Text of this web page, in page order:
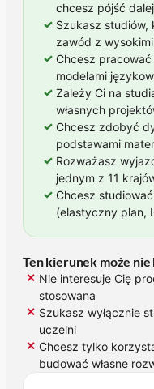
chcesz pójść
✓ Szukasz
zawód z
✓ Chcesz
modelami
✓ Zależy Ci na
własnych
✓ Chcesz zdobyć
podstawami
✓ Rozważasz
jednym z 11
✓ Chcesz
(elastyczny plan,
Ten kierunek może
✕ Nie interesuje Cię
stosowana
✕ Szukasz wyłącznie
uczelni
✕ Chcesz tylko
budować własne